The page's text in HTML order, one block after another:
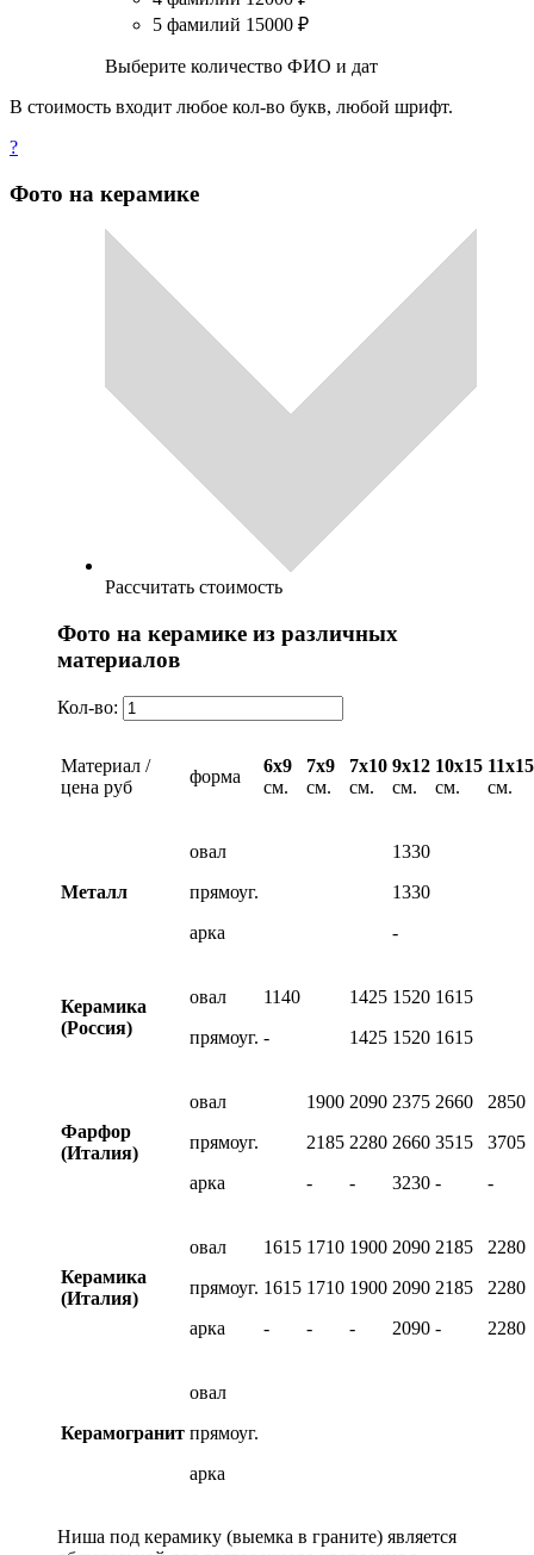
5 фамилий 15000 ₽
Выберите количество ФИО и дат
В стоимость входит любое кол-во букв, любой шрифт.
?
Фото на керамике
Рассчитать стоимость
Фото на керамике из различных
материалов
Кол-во:
Материал /
цена руб
форма
6х9
см.
7х9
см.
7х10
см.
9х12
см.
10х15
см.
11х15
см.
Металл
овал
прямоуг.
арка
1330
1330
-
Керамика
(Россия)
овал
прямоуг.
1140
-
1425
1425
1520
1520
1615
1615
Фарфор
(Италия)
овал
прямоуг.
арка
1900
2185
-
2090
2280
-
2375
2660
3230
2660
3515
-
2850
3705
-
Керамика
(Италия)
овал
прямоуг.
арка
1615
1615
-
1710
1710
-
1900
1900
-
2090
2090
2090
2185
2185
-
2280
2280
2280
Керамогранит
овал
прямоуг.
арка
Ниша под керамику (выемка в граните) является